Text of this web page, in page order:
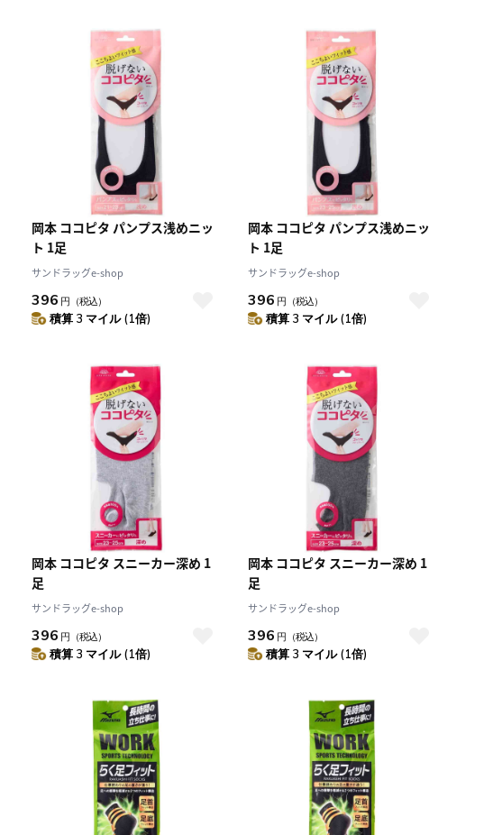
岡本 ココピタ パンプス浅めニッ
ト 1足
サンドラッグe-shop
396 円 （税込）
積算 3 マイル (1倍)
岡本 ココピタ パンプス浅めニッ
ト 1足
サンドラッグe-shop
396 円 （税込）
積算 3 マイル (1倍)
岡本 ココピタ スニーカー深め 1
足
サンドラッグe-shop
396 円 （税込）
積算 3 マイル (1倍)
岡本 ココピタ スニーカー深め 1
足
サンドラッグe-shop
396 円 （税込）
積算 3 マイル (1倍)